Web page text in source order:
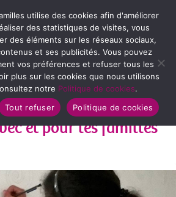
et pour les familles
utilise des cookies afin d'améliorer
des statistiques de visites, vous
des éléments sur les réseaux sociaux,
et ses publicités. Vous pouvez
vos préférences et refuser tous les
plus sur les cookies que nous utilisons
notre Politique de cookies.
Tout refuser Politique de cookies